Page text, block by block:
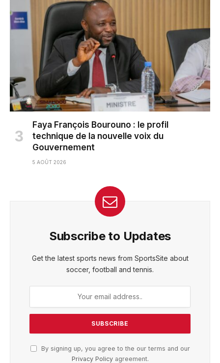
Faya François Bourouno : le profil
technique de la nouvelle voix du
Gouvernement
5 AOÛT 2026
Subscribe to Updates
Get the latest sports news from SportsSite about
soccer, football and tennis.
By signing up, you agree to the our terms and our
Privacy Policyagreement.